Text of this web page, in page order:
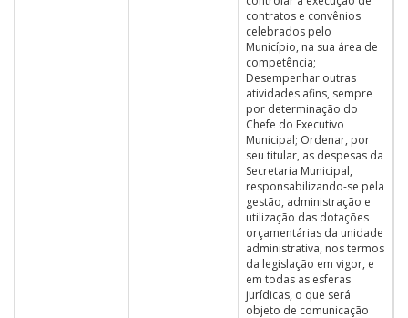
contratos e convênios
celebrados pelo
Município, na sua área de
competência;
Desempenhar outras
atividades afins, sempre
por determinação do
Chefe do Executivo
Municipal; Ordenar, por
seu titular, as despesas da
Secretaria Municipal,
responsabilizando-se pela
gestão, administração e
utilização das dotações
orçamentárias da unidade
administrativa, nos termos
da legislação em vigor, e
em todas as esferas
jurídicas, o que será
objeto de comunicação